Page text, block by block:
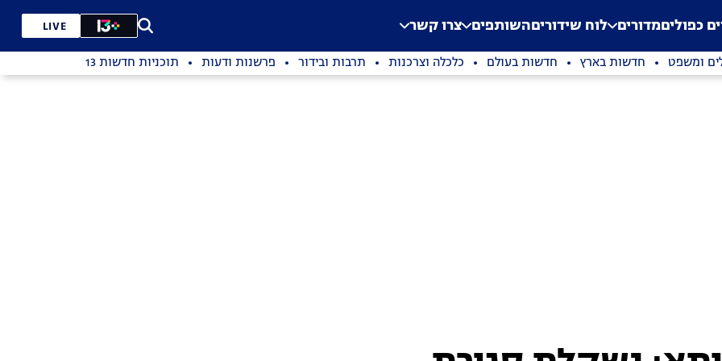
Application error: a
. כפוליםמדורים לוח שידוריםהשותפים צרו קשר LIVE
ומשפט חדשות בארץ חדשות בעולם כלכלה וצרכנות תרבות ובידור פרשנות ודעות תוכניות חדשות 13